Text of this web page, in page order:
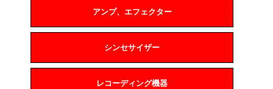
アンプ、エフェクター
シンセサイザー
レコーディング機器